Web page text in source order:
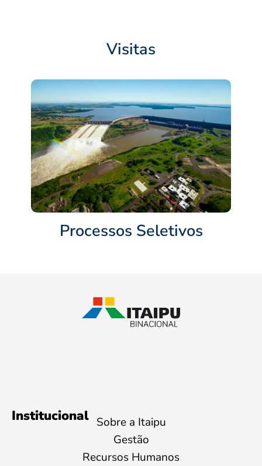
Visitas
Processos Seletivos
Institucional Sobre a Itaipu
Gestão
Recursos Humanos